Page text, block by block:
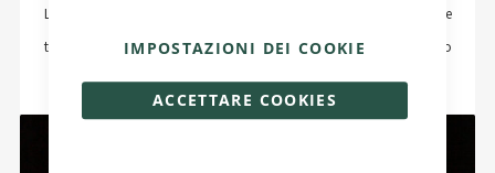
ACCETTARE COOKIES
IMPOSTAZIONI DEI COOKIE
L'accumulatore di energia specifico per il gruppo target della nostra serie
tecnologia delle celle ad alte prestazioni (tipo 21700/5,0 Ah) con un peso
carbonio ottimizzato per il peso e realizzato a mano.